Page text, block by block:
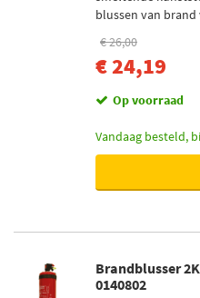
blussen van
€ 26,00
€ 24,19
Op voorraad
Vandaag besteld,
Brandblusser
0140802